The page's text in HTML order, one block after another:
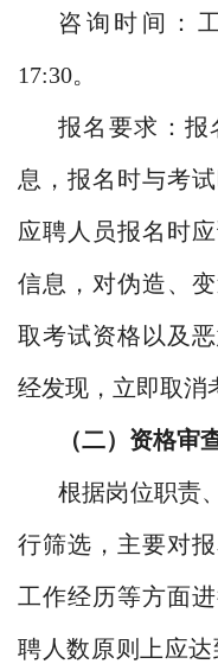
咨询时间：
17:30。
报名要求：报
息，报名时与考
应聘人员报名时
信息，对伪造、
取考试资格以及
经发现，立即取消
（二）资格审
根据岗位职责
行筛选，主要对
工作经历等方面
聘人数原则上应